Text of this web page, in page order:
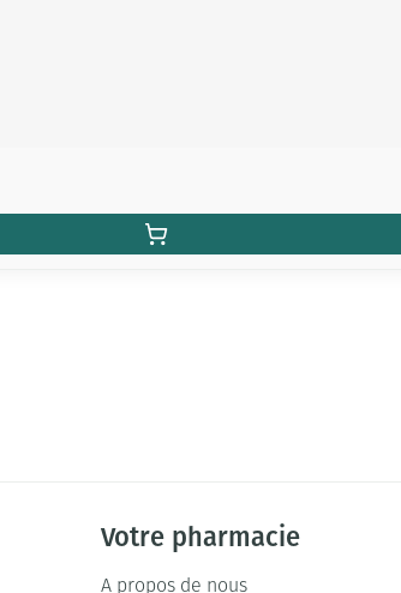
Votre pharmacie
A propos de nous